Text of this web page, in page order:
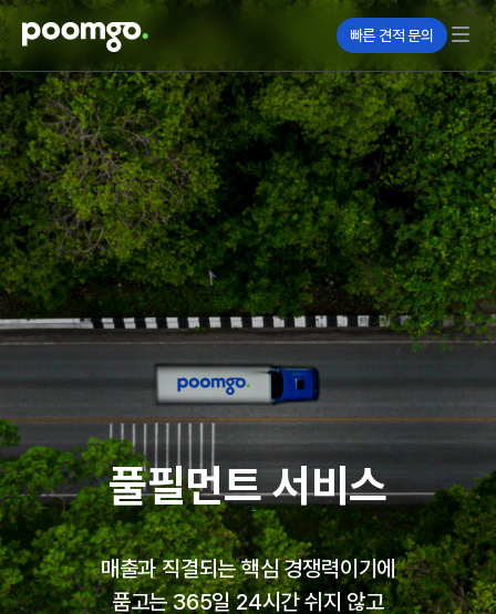
빠른 견적 문의
풀필먼트 서비스
매출과 직결되는 핵심 경쟁력이기에
품고는 365일 24시간 쉬지 않고